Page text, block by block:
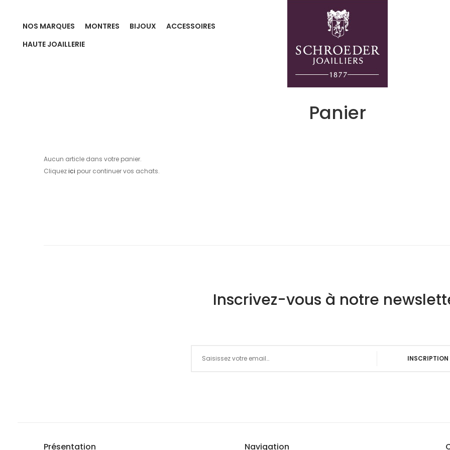
NOS MARQUES MONTRES BIJOUX
ACCESSOIRES
HAUTE JOAILLERIE
Panier
Aucun article dans votre panier.
Cliquezici pour continuer vos achats.
Inscrivez-vous à notre
INSCRIPTION
Présentation Navigation